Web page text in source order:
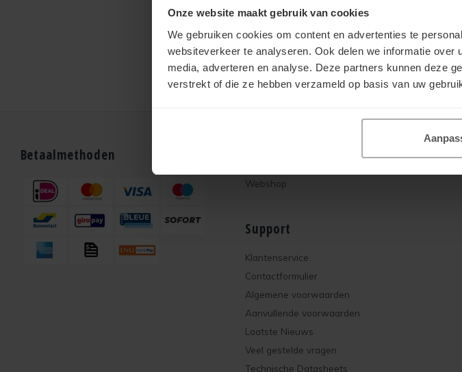
Onze website maakt gebruik van cookies
We gebruiken cookies om content en advertenties te
websiteverkeer te analyseren. Ook delen we informatie
media, adverteren en analyse. Deze partners kunnen deze
verstrekt of die ze hebben verzameld op basis van uw
Betaalmethoden
Webshop
Support
Klantenservice
Contactformulier
Algemene voorwaarden
Aanvullende voorwaarden
Laatste Nieuws
Veel gestelde vragen
Technische Datasheets